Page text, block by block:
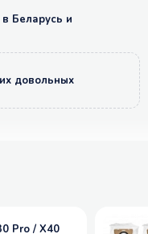
Беларусь и
довольных
Pro / X40